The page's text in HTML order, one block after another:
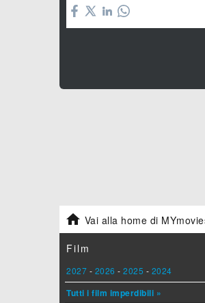
 Vai alla home di
Film
2027 - 2026 - 2025 - 2024
Tutti i film imperdibili »